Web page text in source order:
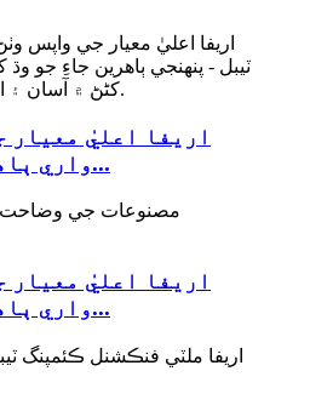
اريفا اعليٰ معيار
واري ٻاهرين ٽيبل ۽...
مصنوعات جي وضاحت
اريفا اعليٰ معيار
واري ٻاهرين ٽيبل ۽...